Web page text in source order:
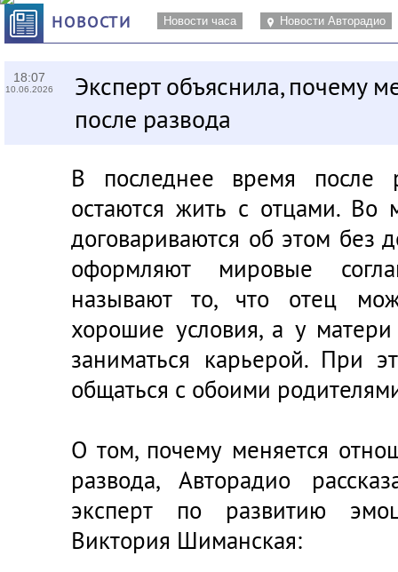
НОВОСТИ Новости часа Новости Авторадио
18:07
10.06.2026
Эксперт объяснила, почему
после развода
В последнее время после
остаются жить с отцами. Во
договариваются об этом без
оформляют мировые
называют то, что отец
хорошие условия, а у матери
заниматься карьерой. При
общаться с обоими
О том, почему меняется
развода, Авторадио
эксперт по развитию
Виктория Шиманская: